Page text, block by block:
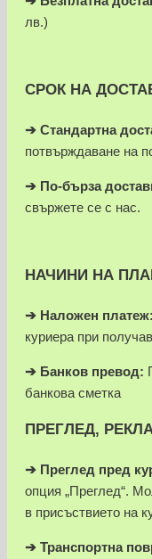
лв.)
СРОК НА
➔ Стандартна
потвърждаване на
➔ По-бърза
свържете се с нас.
НАЧИНИ НА
➔ Наложен платеж:
куриера при
➔ Банков превод:
банкова сметка
ПРЕГЛЕД,
➔ Преглед пред
опция „Преглед“.
в присъствието на
➔ Транспортна